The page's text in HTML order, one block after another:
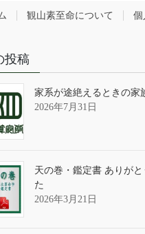
観山素至命について 個
投稿
家系が途絶えるときの家
2026年7月31日
天の巻・鑑定書 ありが
た
2026年3月21日